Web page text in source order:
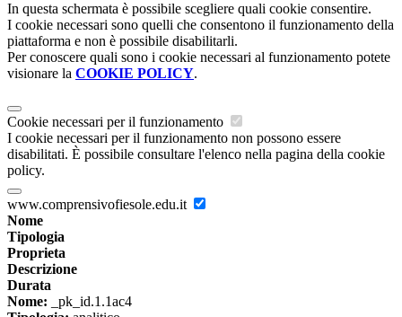
In questa schermata è possibile scegliere quali cookie consentire.
I cookie necessari sono quelli che consentono il funzionamento della
piattaforma e non è possibile disabilitarli.
Per conoscere quali sono i cookie necessari al funzionamento potete
visionare la COOKIE POLICY.
Cookie necessari per il funzionamento
I cookie necessari per il funzionamento non possono essere
disabilitati. È possibile consultare l'elenco nella pagina della cookie
policy.
www.comprensivofiesole.edu.it
Nome
Tipologia
Proprieta
Descrizione
Durata
Nome: _pk_id.1.1ac4